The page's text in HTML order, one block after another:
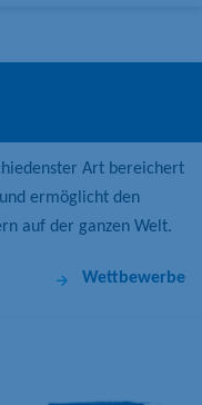
Art bereichert
ermöglicht den
auf der ganzen Welt.
Wettbewerbe